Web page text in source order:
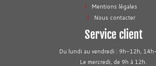
Mentions légales
Nous contacter
Service client
Du lundi au vendredi : 9h-12h,
Le mercredi, de 9h à 12h.